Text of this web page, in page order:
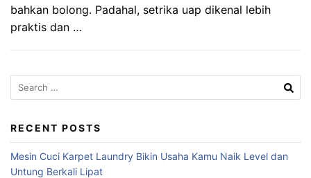
bahkan bolong. Padahal, setrika uap dikenal lebih
praktis dan …
Search
for:
RECENT POSTS
Mesin Cuci Karpet Laundry Bikin Usaha Kamu Naik Level dan
Untung Berkali Lipat